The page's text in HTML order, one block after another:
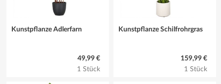
Kunstpflanze Adlerfarn
49,99 €
1 Stück
Kunstpflanze Schilfrohrgras
159,99 €
1 Stück